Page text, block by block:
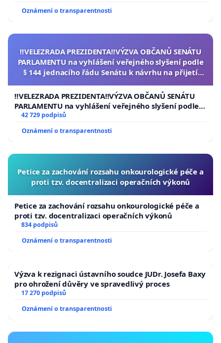
Oznámení o transparentnosti
‼️VELEZRADA PREZIDENTA‼️VÝZVA OBČANŮ SENÁTU
PARLAMENTU na vyhlášení veřejného slyšení podle
§ 144 jednacího řádu Senátu k návrhu na přijetí
republiky
‼️VELEZRADA PREZIDENTA‼️VÝZVA OBČANŮ SENÁTU
PARLAMENTU na vyhlášení veřejného slyšení podle §
144 jednacího řádu Senátu k návrhu na přijetí
usnesení k podání ústavní žaloby na prezidenta
republiky
42 729 podpisů
Oznámení o transparentnosti
Petice za zachování rozsahu onkourologické péče a
proti tzv. docentralizaci operačních výkonů
Petice za zachování rozsahu onkourologické péče a
proti tzv. docentralizaci operačních výkonů
834 podpisů
Oznámení o transparentnosti
Výzva k rezignaci ústavního soudce JUDr. Josefa Baxy
pro ohrožení důvěry ve spravedlivý proces
17 270 podpisů
Oznámení o transparentnosti